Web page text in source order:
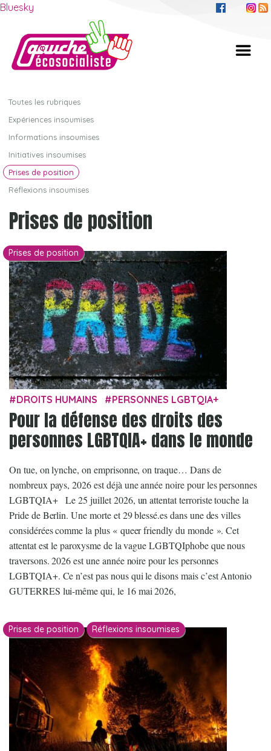
Bluesky
Toutes les rubriques
Expériences insoumises
Informations insoumises
Initiatives insoumises
Prises de position
Réflexions insoumises
Prises de position
Prises de position
DROITS HUMAINS PERSONNES LGBTQIA+
Pour la défense des droits des
personnes LGBTQIA+ dans le monde
On tue, on lynche, on emprisonne, on traque… Dans de
nombreux pays, 2026 est déjà une année noire pour les personnes
LGBTQIA+ Le 25 juillet 2026, un attentat terroriste touche la
Pride de Berlin. Une morte et 29 blessé.es dans une des villes
considérées comme la plus « queer friendly du monde ». Cet
attentat est le paroxysme de la vague LGBTQIphobe que nous
traversons. 2026 est une année noire pour les personnes
LGBTQIA+. Ce n’est pas nous qui le disons mais c’est Antonio
GUTERRES lui-même qui, le 16 mai 2026,
Prises de position Réflexions insoumises